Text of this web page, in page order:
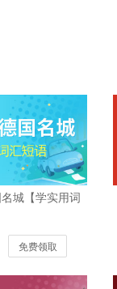
城【学实用词
免费领取